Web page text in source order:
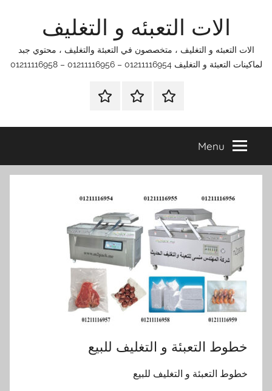
الات التعبئه و التغليف
الات التعبئه و التغليف ، متخصصون في التعبئة والتغليف ، محتوي جبد
لماكينات التعبئة و التغليف 01211116954 – 01211116956 – 01211116958
الرئيسيةاتصل
اتـصـل
في
التي
Menu
خطوط التعبئة و التغليف للبيع
خطوط التعبئة و التغليف للبيع